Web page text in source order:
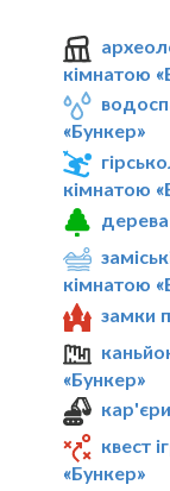
кімнатою
«Бункер»
кімнатою
кімнатою
замки
«Бункер»
квест
«Бункер»